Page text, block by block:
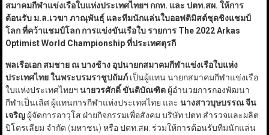
สมาคมกีฬาแข่งเรือใบแห่งประเทศไทยฯ กกท. และ ปตท.สผ. ให้การ
ต้อนรับ ม.ล.เวฆา ภาณุพันธุ์ และทีมนักแล่นใบออฟติมิสต์ชุดชิงแชมป์
โลก ที่คว้าแชมป์โลก การแข่งขันเรือใบ รายการ The 2022Arkas
Optimist World Championshipที่ประเทศตุรกี
พลเรือเอก สมชาย ณ บางช้าง อุปนายกสมาคมกีฬาแข่งเรือใบแห่ง
ประเทศไทย ในพระบรมราชูปถัมภ์เป็นผู้แทน นายกสมาคมกีฬาแข่งเรือ
ใบแห่งประเทศไทยฯ นายวรศักดิ์ ขันติบัณฑิตผู้อำนวยการกองพัฒนา
กีฬาเป็นเลิศ ผู้แทนการกีฬาแห่งประเทศไทย และ นางสาวบุษบรรณ จีน
เจริญผู้จัดการอาวุโส ฝ่ายกิจกรรมเพื่อสังคม บริษัท ปตท.สำรวจและผลิต
ปิโตรเลียม จำกัด (มหาชน) หรือ ปตท.สผ. ร่วมให้การต้อนรับทีมนักแล่น